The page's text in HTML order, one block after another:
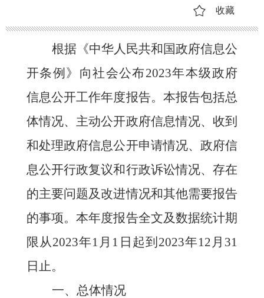
收藏
根据《中华人民共和国政府信息公
开条例》向社会公布2023年本级政府
信息公开工作年度报告。本报告包括总
体情况、主动公开政府信息情况、收到
和处理政府信息公开申请情况、政府信
息公开行政复议和行政诉讼情况、存在
的主要问题及改进情况和其他需要报告
的事项。本年度报告全文及数据统计期
限从 2023年1月1日起到2023年12月31
日止。
一、总体情况